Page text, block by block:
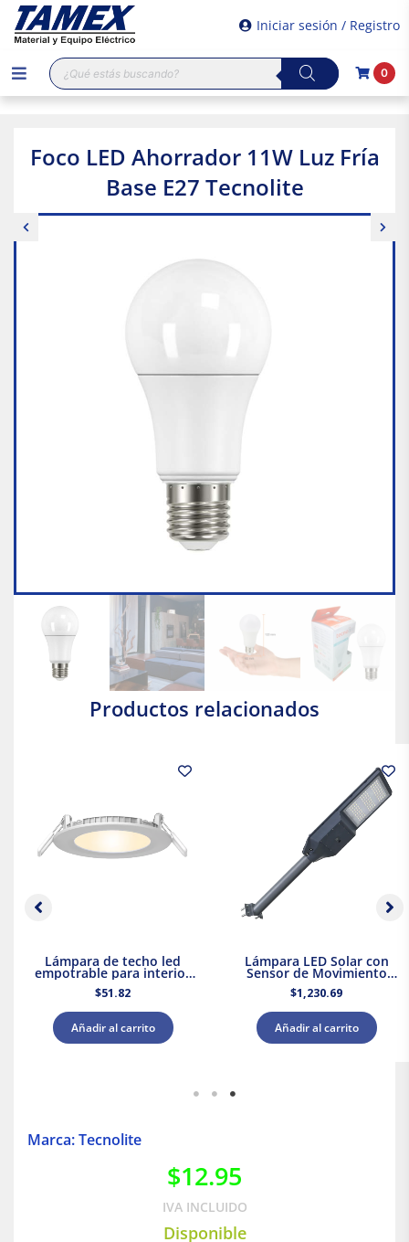
Iniciar sesión / Registro
Búsqueda
de
productos
0
Foco LED Ahorrador 11W Luz Fría
Base E27 Tecnolite
Productos relacionados
Lámpara de techo led
empotrable para interior
luz cálida 9w Tecnolite
$51.82
Añadir al carrito
Lámpara LED Solar con
Sensor de Movimiento
para Sobreponer Illux
$1,230.69
Añadir al carrito
Marca: Tecnolite
$12.95
IVA INCLUIDO
Disponible